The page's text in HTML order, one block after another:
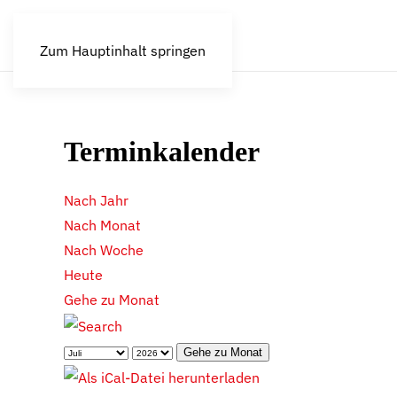
Zum Hauptinhalt springen
Terminkalender
Nach Jahr
Nach Monat
Nach Woche
Heute
Gehe zu Monat
Gehe zu Monat